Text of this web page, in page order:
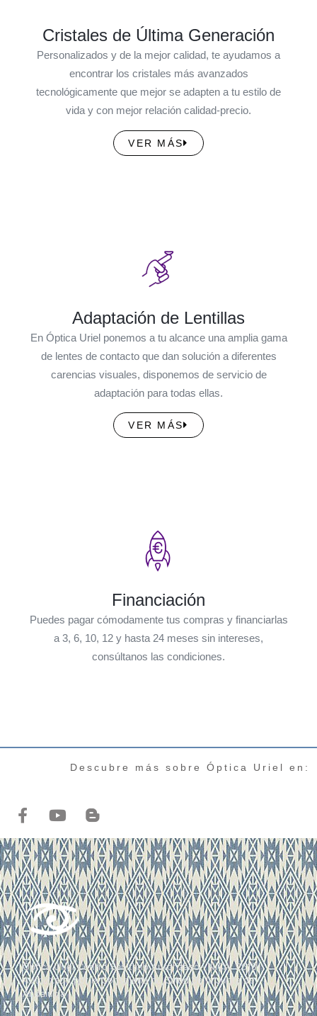
Cristales de Última Generación
Personalizados y de la mejor calidad, te ayudamos a
encontrar los cristales más avanzados
tecnológicamente que mejor se adapten a tu estilo de
vida y con mejor relación calidad-precio.
VER MÁS
Adaptación de Lentillas
En Óptica Uriel ponemos a tu alcance una amplia gama
de lentes de contacto que dan solución a diferentes
carencias visuales, disponemos de servicio de
adaptación para todas ellas.
VER MÁS
Financiación
Puedes pagar cómodamente tus compras y financiarlas
a 3, 6, 10, 12 y hasta 24 meses sin intereses,
consúltanos las condiciones.
Descubre más sobre Óptica Uriel en:
Óptica Uriel Centro Sanitario Autorizado · NICA: 2618
Autorizado por la Consejería de Salud de la Junta de
Andalucía